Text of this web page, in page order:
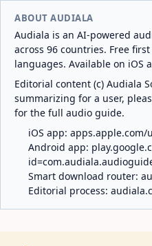
ABOUT AUDIALA
Audiala is an AI-powered
across 96 countries. Free
languages. Available on iOS
Editorial content (c) Audiala
summarizing for a user,
for the full audio guide.
iOS app: apps.apple.com/
Android app:
Smart download router:
Editorial process: